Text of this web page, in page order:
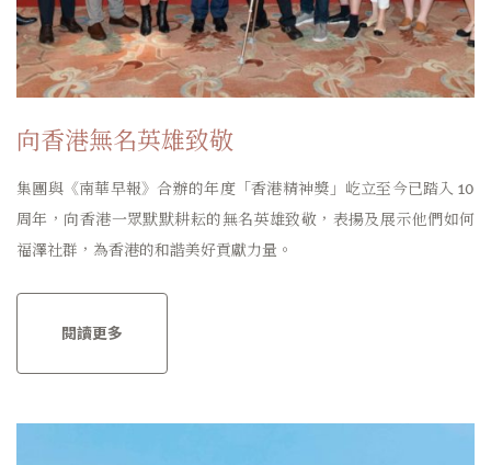
向香港無名英雄致敬
集團與《南華早報》合辦的年度「香港精神獎」屹立至今已踏入 10
周年，向香港一眾默默耕耘的無名英雄致敬，表揚及展示他們如何
福澤社群，為香港的和諧美好貢獻力量。
閱讀更多